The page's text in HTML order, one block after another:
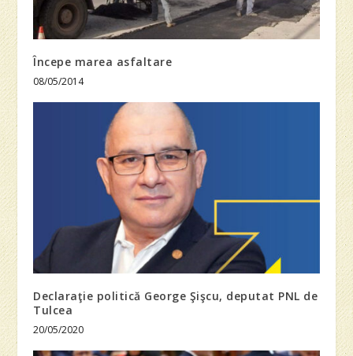
Începe marea asfaltare
08/05/2014
Declaraţie politică George Şişcu, deputat PNL de
Tulcea
20/05/2020